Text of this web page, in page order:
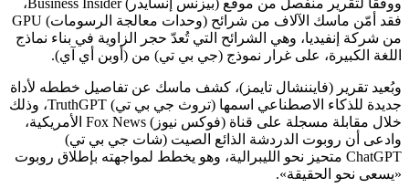
فقد أمّن ماسك الآلاف من شرائح (وحدات معالجة الرسومات) GPU
من شركة إنفيديا، وهي الشرائح التي تُعدّ حجر الزاوية في بناء نماذج
اللغة الكبيرة، على غرار نموذج (جي بي تي) من (أوبن أي آي).
وبُعيد تقرير (فايننشال تايمز)، كشف ماسك عن تفاصيل خططه لأداة
جديدة للذكاء الاصطناعي اسمها (تروث جي بي تي) TruthGPT، وذلك
خلال مقابلة مسجلة على قناة (فوكس نيوز) Fox News الأمريكية،
وادعى أن روبوت الدردشة الذائع الصيت (شات جي بي تي)
ChatGPT متحيز نحو الليبرالية، وهو يخطط لمواجهته بإطلاق روبوت
«يسعى نحو الحقيقة».